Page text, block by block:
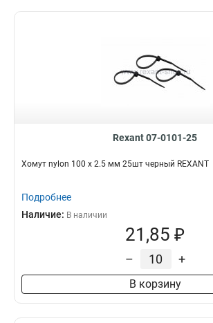
Rexant 07-0101-25
Хомут nylon 100 х 2.5 мм 25шт черный REXANT
Подробнее
Наличие: В наличии
21,85 ₽
– +
В корзину